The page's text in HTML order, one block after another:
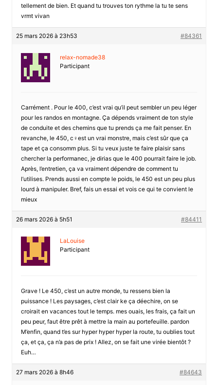
tellement de bien. Et quand tu trouves ton rythme la tu te sens
vrmt vivan
25 mars 2026 à 23h53 #84361
relax-nomade38
Participant
Carrément . Pour le 400, c’est vrai qu’il peut sembler un peu léger
pour les randos en montagne. Ça dépends vraiment de ton style
de conduite et des chemins que tu prends ça me fait penser. En
revanche, le 450, c♀est un vrai monstre, mais c’est sûr que ça
tape et ça consomm plus. Si tu veux juste te faire plaisir sans
chercher la performanec, je dirias que le 400 pourrait faire le job.
Après, l’entretien, ça va vraiment dépendre de comment tu
l’utilises. Prends aussi en compte le poids, le 450 est un peu plus
lourd à manipuler. Bref, fais un essai et vois ce qui te convient le
mieux
26 mars 2026 à 5h51 #84411
LaLouise
Participant
Grave ! Le 450, c’est un autre monde, tu ressens bien la
puissance ! Les paysages, c’est clair ke ça déechire, on se
croirait en vacances tout le temps. mes ouais, les frais, ça fait un
peu peur, faut être prêt à mettre la main au portefeuille. pardon
M’enfin, quand t’es sur hyper hyper hyper la route, tu oublies tout
ça, et ça, ça n’a pas de prix ! Allez, on se fait une virée bientôt ?
Euh…
27 mars 2026 à 8h46 #84643